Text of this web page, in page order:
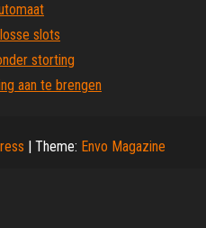
slots
storting
aan te brengen
| Theme: Envo Magazine